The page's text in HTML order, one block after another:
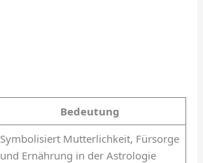
Bedeutung
Symbolisiert Mutterlichkeit, Fürsorge
und Ernährung in der Astrologie